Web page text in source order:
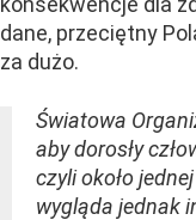
dane, przeciętny
za dużo.
Światowa
aby dorosły
czyli około
wygląda jednak